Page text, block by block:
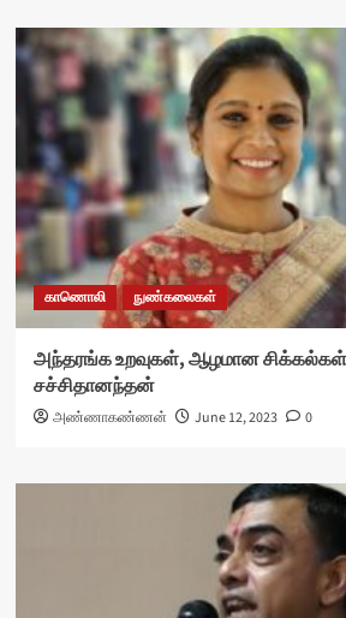
காணொலி நுண்கலைகள்
அந்தரங்க உறவுகள், ஆழமான
சச்சிதானந்தன்
அண்ணாகண்ணன் June 12, 2023 0